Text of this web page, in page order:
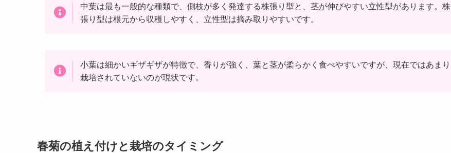
中葉は最も一般的な種類で、側枝が多く発達する株張り型と、茎が伸びやすい立性型があります。株
張り型は根元から収穫しやすく、立性型は摘み取りやすいです。
小葉は細かいギザギザが特徴で、香りが強く、葉と茎が柔らかく食べやすいですが、現在ではあまり
栽培されていないのが現状です。
春菊の植え付けと栽培のタイミング